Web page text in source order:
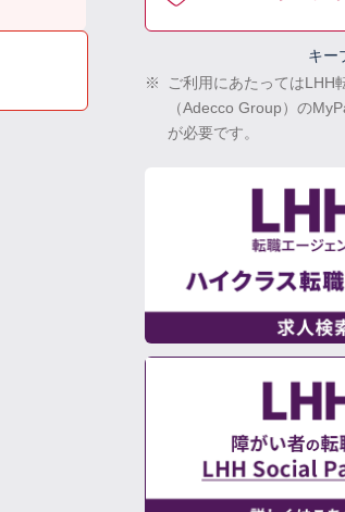
キー
※
ご利用にあたってはLHH
（Adecco Group）の
が必要です。